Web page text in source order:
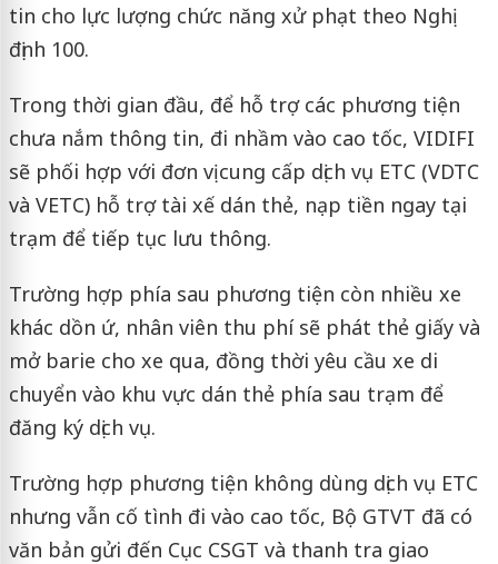
tin cho lực lượng chức năng xử phạt theo Nghị
định 100.
Trong thời gian đầu, để hỗ trợ các phương tiện
chưa nắm thông tin, đi nhầm vào cao tốc, VIDIFI
sẽ phối hợp với đơn vị cung cấp dịch vụ ETC (VDTC
và VETC) hỗ trợ tài xế dán thẻ, nạp tiền ngay tại
trạm để tiếp tục lưu thông.
Trường hợp phía sau phương tiện còn nhiều xe
khác dồn ứ, nhân viên thu phí sẽ phát thẻ giấy và
mở barie cho xe qua, đồng thời yêu cầu xe di
chuyển vào khu vực dán thẻ phía sau trạm để
đăng ký dịch vụ.
Trường hợp phương tiện không dùng dịch vụ ETC
nhưng vẫn cố tình đi vào cao tốc, Bộ GTVT đã có
văn bản gửi đến Cục CSGT và thanh tra giao